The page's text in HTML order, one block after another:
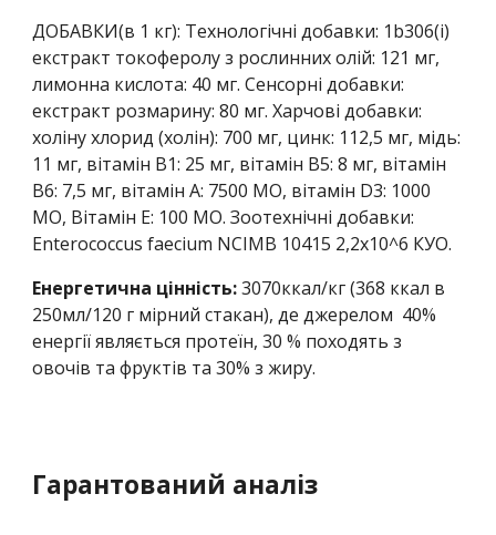
ДОБАВКИ(в 1 кг): Технологічні добавки: 1b306(i)
екстракт токоферолу з рослинних олій: 121 мг,
лимонна кислота: 40 мг. Сенсорні добавки:
екстракт розмарину: 80 мг. Харчові добавки:
холіну хлорид (холін): 700 мг, цинк: 112,5 мг, мідь:
11 мг, вітамін B1: 25 мг, вітамін B5: 8 мг, вітамін
B6: 7,5 мг, вітамін A: 7500 МО, вітамін D3: 1000
МО, Вітамін E: 100 МО. Зоотехнічні добавки:
Enterococcus faecium NCIMB 10415 2,2x10^6 КУО.
Енергетична цінність: 3070ккал/кг (368 ккал в
250мл/120 г мірний стакан), де джерелом 40%
енергії являється протеїн, 30 % походять з
овочів та фруктів та30% з жиру.
Гарантований аналіз